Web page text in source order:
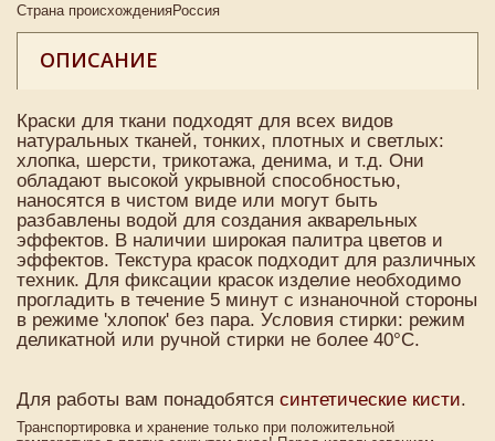
Страна происхожденияРоссия
ОПИСАНИЕ
Краски для ткани подходят для всех видов
натуральных тканей, тонких, плотных и светлых:
хлопка, шерсти, трикотажа, денима, и т.д. Они
обладают высокой укрывной способностью,
наносятся в чистом виде или могут быть
разбавлены водой для создания акварельных
эффектов. В наличии широкая палитра цветов и
эффектов. Текстура красок подходит для различных
техник. Для фиксации красок изделие необходимо
прогладить в течение 5 минут с изнаночной стороны
в режиме 'хлопок' без пара. Условия стирки: режим
деликатной или ручной стирки не более 40°C.
Для работы вам понадобятся синтетические кисти.
Транспортировка и хранение только при положительной